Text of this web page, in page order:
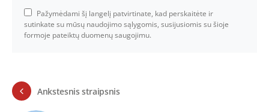
Pažymėdami šį langelį patvirtinate, kad perskaitėte ir
sutinkate su mūsų naudojimo sąlygomis, susijusiomis su šioje
formoje pateiktų duomenų saugojimu.
Ankstesnis straipsnis